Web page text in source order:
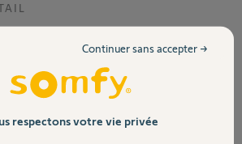
est bien connecté à
mais je n'arrive pas à
de l'image (j'ai le son).?
respectons votre vie privée
Continuer sans accepter →